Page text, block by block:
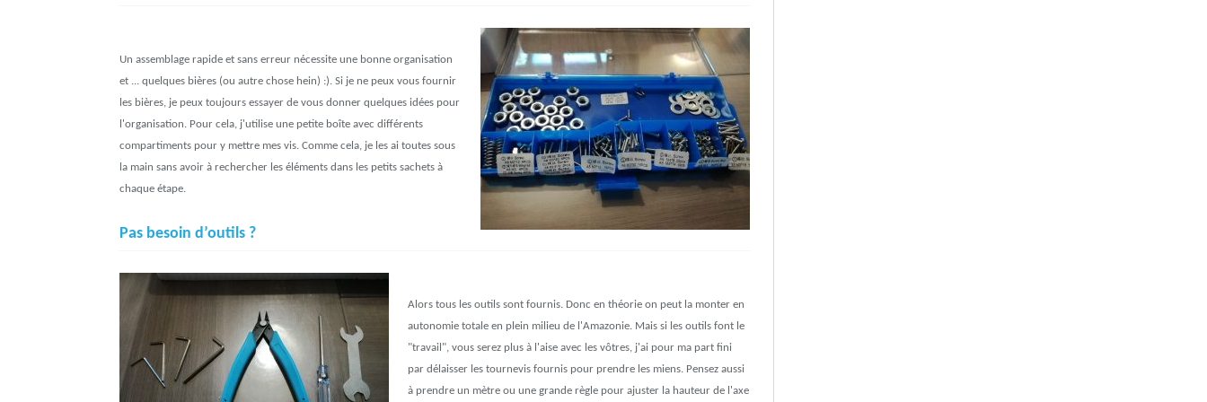
Un assemblage rapide et sans erreur nécessite une bonne organisation
et ... quelques bières (ou autre chose hein) :). Si je ne peux vous fournir
les bières, je peux toujours essayer de vous donner quelques idées pour
l'organisation. Pour cela, j'utilise une petite boîte avec différents
compartiments pour y mettre mes vis. Comme cela, je les ai toutes sous
la main sans avoir à rechercher les éléments dans les petits sachets à
chaque étape.
Pas besoin d’outils ?
Alors tous les outils sont fournis. Donc en théorie on peut la monter en
autonomie totale en plein milieu de l'Amazonie. Mais si les outils font le
"travail", vous serez plus à l'aise avec les vôtres, j'ai pour ma part fini
par délaisser les tournevis fournis pour prendre les miens. Pensez aussi
à prendre un mètre ou une grande règle pour ajuster la hauteur de l'axe